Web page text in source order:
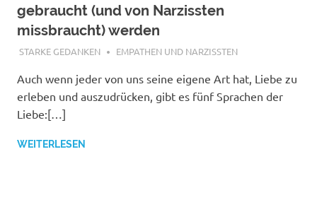
gebraucht (und von Narzissten
missbraucht) werden
MAI 23, 2021
STARKE GEDANKEN EMPATHEN UND NARZISSTEN
Auch wenn jeder von uns seine eigene Art hat, Liebe zu
erleben und auszudrücken, gibt es fünf Sprachen der
Liebe:[…]
WEITERLESEN